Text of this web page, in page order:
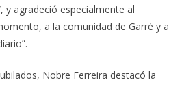
y agradeció especialmente al
a la comunidad de Garré y a
Nobre Ferreira destacó la